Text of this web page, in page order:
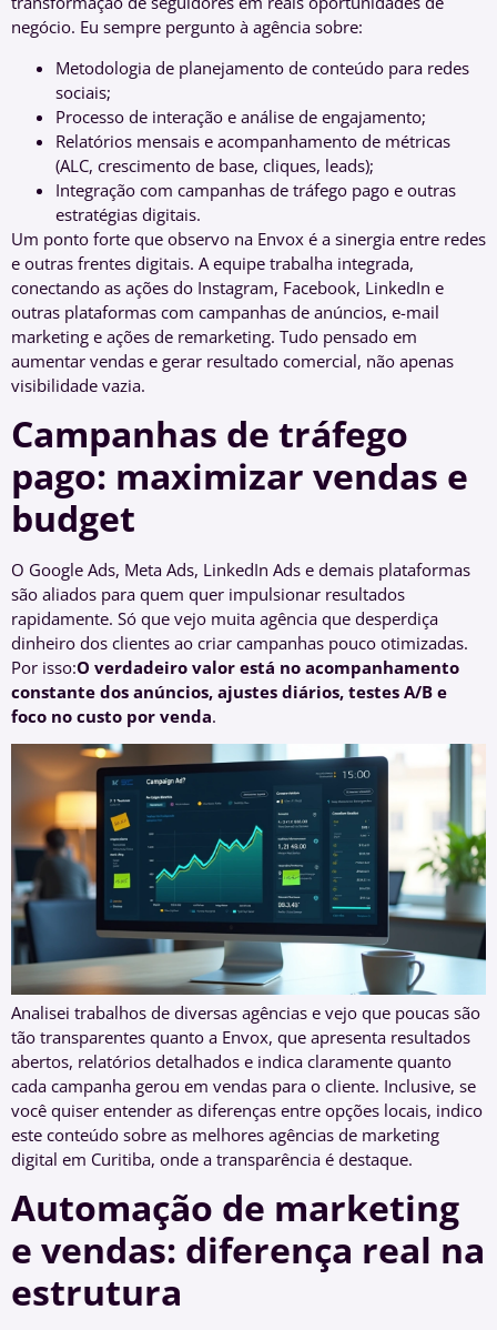
negócio. Eu sempre pergunto à agência sobre:
Metodologia de planejamento de conteúdo para redes
sociais;
Processo de interação e análise de engajamento;
Relatórios mensais e acompanhamento de métricas
(ALC, crescimento de base, cliques, leads);
Integração com campanhas de tráfego pago e outras
estratégias digitais.
Um ponto forte que observo na Envox é a sinergia entre redes
e outras frentes digitais. A equipe trabalha integrada,
conectando as ações do Instagram, Facebook, LinkedIn e
outras plataformas com campanhas de anúncios, e-mail
marketing e ações de remarketing. Tudo pensado em
aumentar vendas e gerar resultado comercial, não apenas
visibilidade vazia.
Campanhas de tráfego
pago: maximizar vendas e
budget
O Google Ads, Meta Ads, LinkedIn Ads e demais plataformas
são aliados para quem quer impulsionar resultados
rapidamente. Só que vejo muita agência que desperdiça
dinheiro dos clientes ao criar campanhas pouco otimizadas.
Por isso:O verdadeiro valor está no acompanhamento
constante dos anúncios, ajustes diários, testes A/B e
foco no custo por venda.
Analisei trabalhos de diversas agências e vejo que poucas são
tão transparentes quanto a Envox, que apresenta resultados
abertos, relatórios detalhados e indica claramente quanto
cada campanha gerou em vendas para o cliente. Inclusive, se
você quiser entender as diferenças entre opções locais, indico
este conteúdo sobre as melhores agências de marketing
digital em Curitiba, onde a transparência é destaque.
Automação de marketing
e vendas: diferença real na
estrutura